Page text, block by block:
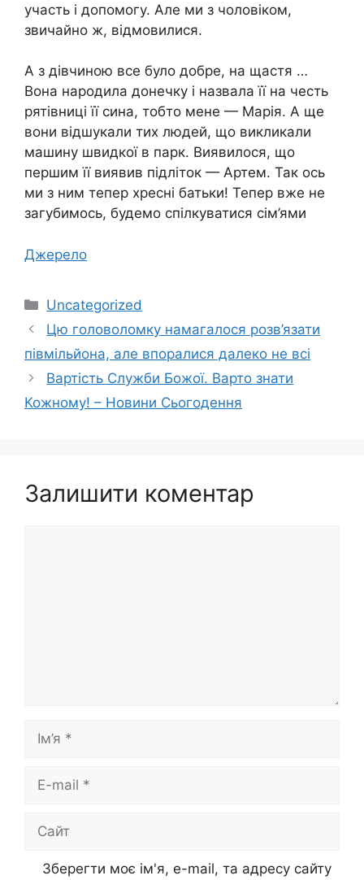
участь і допомогу. Але ми з чоловіком,
звичайно ж, відмовилися.
А з дівчиною все було добре, на щастя …
Вона наpoдила донечку і назвала її на честь
рятівниці її сина, тобто мене — Марія. А ще
вони відшукали тих людей, що викликали
машину швидкої в парк. Виявилося, що
першим її виявив підліток — Артем. Так ось
ми з ним тепер хресні батьки! Тепер вже не
загубимось, будемо спілкуватися сім’ями
Джерело
Категорії
Uncategorized
Цю головоломку намагалося розв’язати
півмільйона, але впоралися далеко не всі
Вартість Служби Божої. Варто знати
Кожному! – Новини Сьогодення
Залишити коментар
mail
Зберегти моє ім'я, e-mail, та адресу сайту